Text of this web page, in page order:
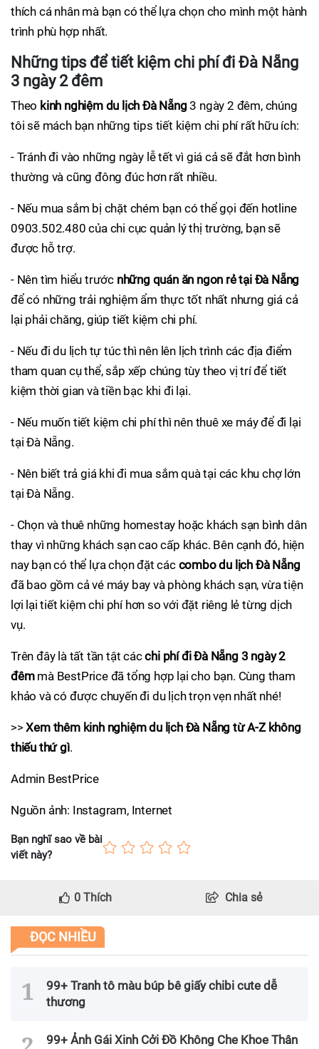
thích cá nhân mà bạn có thể lựa chọn cho mình một hành
trình phù hợp nhất.
Những tips để tiết kiệm chi phí đi Đà Nẵng
3 ngày 2 đêm
Theo kinh nghiệm du lịch Đà Nẵng 3 ngày 2 đêm, chúng
tôi sẽ mách bạn những tips tiết kiệm chi phí rất hữu ích:
- Tránh đi vào những ngày lễ tết vì giá cả sẽ đắt hơn bình
thường và cũng đông đúc hơn rất nhiều.
- Nếu mua sắm bị chặt chém bạn có thể gọi đến hotline
0903.502.480 của chi cục quản lý thị trường, bạn sẽ
được hỗ trợ.
- Nên tìm hiểu trước những quán ăn ngon rẻ tại Đà Nẵng
để có những trải nghiệm ẩm thực tốt nhất nhưng giá cả
lại phải chăng, giúp tiết kiệm chi phí.
- Nếu đi du lịch tự túc thì nên lên lịch trình các địa điểm
tham quan cụ thể, sắp xếp chúng tùy theo vị trí để tiết
kiệm thời gian và tiền bạc khi đi lại.
- Nếu muốn tiết kiệm chi phí thì nên thuê xe máy để đi lại
tại Đà Nẵng.
- Nên biết trả giá khi đi mua sắm quà tại các khu chợ lớn
tại Đà Nẵng.
- Chọn và thuê những homestay hoặc khách sạn bình dân
thay vì những khách sạn cao cấp khác. Bên cạnh đó, hiện
nay bạn có thể lựa chọn đặt các combo du lịch Đà Nẵng
đã bao gồm cả vé máy bay và phòng khách sạn, vừa tiện
lợi lại tiết kiệm chi phí hơn so với đặt riêng lẻ từng dịch
vụ.
Trên đây là tất tần tật cácchi phí đi Đà Nẵng 3 ngày 2
đêmmà BestPrice đã tổng hợp lại cho bạn. Cùng tham
khảo và có được chuyến đi du lịch trọn vẹn nhất nhé!
>>Xem thêm kinh nghiệm du lịch Đà Nẵng từ A-Z không
thiếu thứ gì.
Admin BestPrice
Nguồn ảnh: Instagram, Internet
Bạn nghĩ sao về bài
viết này?
0 Thích Chia sẻ
ĐỌC NHIỀU
99+ Tranh tô màu búp bê giấy chibi cute dễ
thương
99+ Ảnh Gái Xinh Cởi Đồ Không Che Khoe Thân